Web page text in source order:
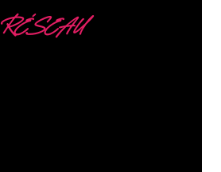
RÉSEAU